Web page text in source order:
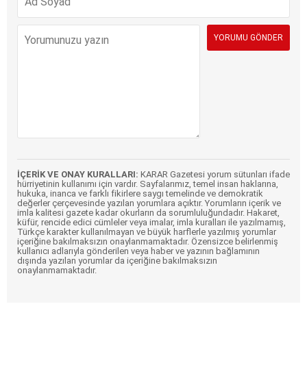
İÇERİK VE ONAY KURALLARI: KARAR Gazetesi yorum sütunları ifade
hürriyetinin kullanımı için vardır. Sayfalarımız, temel insan haklarına,
hukuka, inanca ve farklı fikirlere saygı temelinde ve demokratik
değerler çerçevesinde yazılan yorumlara açıktır. Yorumların içerik ve
imla kalitesi gazete kadar okurların da sorumluluğundadır. Hakaret,
küfür, rencide edici cümleler veya imalar, imla kuralları ile yazılmamış,
Türkçe karakter kullanılmayan ve büyük harflerle yazılmış yorumlar
içeriğine bakılmaksızın onaylanmamaktadır. Özensizce belirlenmiş
kullanıcı adlarıyla gönderilen veya haber ve yazının bağlamının
dışında yazılan yorumlar da içeriğine bakılmaksızın
onaylanmamaktadır.